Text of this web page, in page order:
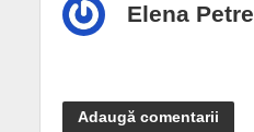
Elena Petre
Adaugă comentarii